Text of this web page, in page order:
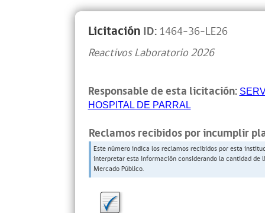
Licitación ID:1464-36-LE26
Reactivos Laboratorio 2026
Responsable de esta licitación:
HOSPITAL DE PARRAL
Reclamos recibidos por incumplir
Este número indica los reclamos recibidos por esta
interpretar esta información considerando la cantidad
Mercado Público.